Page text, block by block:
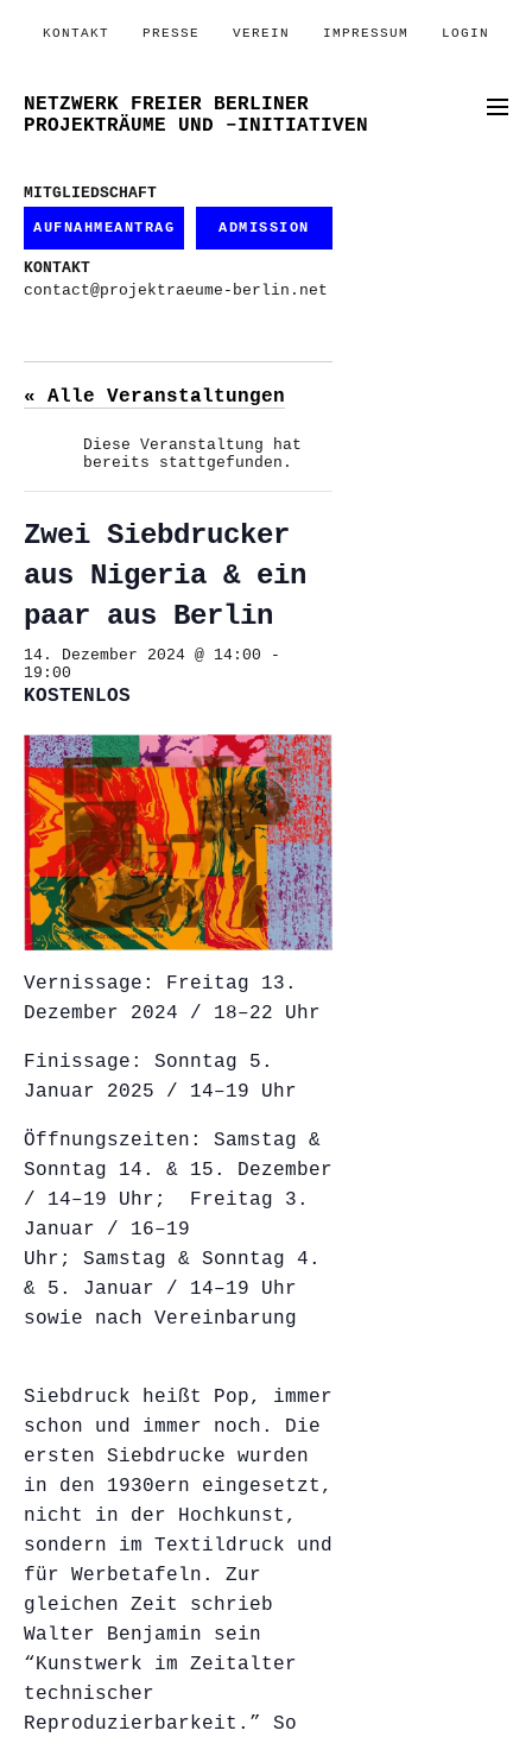
KONTAKT PRESSE VEREIN IMPRESSUM LOGIN
NETZWERK FREIER BERLINER
PROJEKTRÄUME UND –INITIATIVEN
MITGLIEDSCHAFT
AUFNAHMEANTRAG ADMISSION
KONTAKT
contact@projektraeume-berlin.net
« Alle Veranstaltungen
Diese Veranstaltung hat
bereits stattgefunden.
Zwei Siebdrucker
aus Nigeria & ein
paar aus Berlin
14. Dezember 2024 @ 14:00 -
19:00
KOSTENLOS
Vernissage: Freitag 13.
Dezember 2024 / 18–22 Uhr
Finissage: Sonntag 5.
Januar 2025 / 14–19 Uhr
Öffnungszeiten: Samstag &
Sonntag 14. & 15. Dezember
/ 14–19 Uhr; Freitag 3.
Januar / 16–19
Uhr; Samstag & Sonntag 4.
& 5. Januar / 14–19 Uhr
sowie nach Vereinbarung
Siebdruck heißt Pop, immer
schon und immer noch. Die
ersten Siebdrucke wurden
in den 1930ern eingesetzt,
nicht in der Hochkunst,
sondern im Textildruck und
für Werbetafeln.
Zur
gleichen Zeit schrieb
Walter Benjamin sein
“Kunstwerk im Zeitalter
technischer
Reproduzierbarkeit.” So